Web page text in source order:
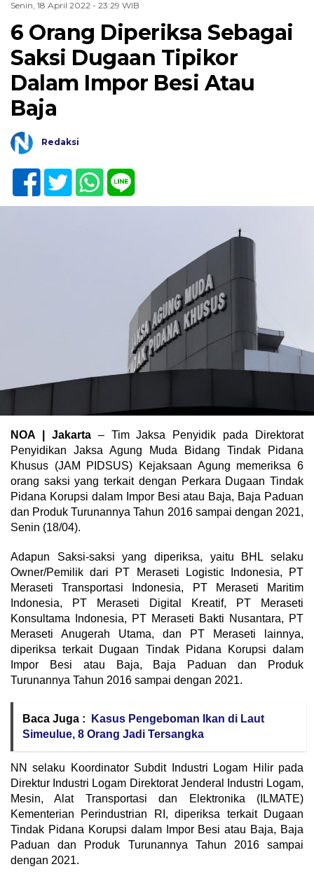
Senin, 18 April 2022 - 23:29 WIB
6 Orang Diperiksa Sebagai
Saksi Dugaan Tipikor
Dalam Impor Besi Atau
Baja
Redaksi
NOA | Jakarta– Tim Jaksa Penyidik pada Direktorat
Penyidikan Jaksa Agung Muda Bidang Tindak Pidana
Khusus (JAM PIDSUS) Kejaksaan Agung memeriksa 6
orang saksi yang terkait dengan Perkara Dugaan Tindak
Pidana Korupsi dalam Impor Besi atau Baja, Baja Paduan
dan Produk Turunannya Tahun 2016 sampai dengan 2021,
Senin (18/04).
Adapun Saksi-saksi yang diperiksa, yaitu BHL selaku
Owner/Pemilik dari PT Meraseti Logistic Indonesia, PT
Meraseti Transportasi Indonesia, PT Meraseti Maritim
Indonesia, PT Meraseti Digital Kreatif, PT Meraseti
Konsultama Indonesia, PT Meraseti Bakti Nusantara, PT
Meraseti Anugerah Utama, dan PT Meraseti lainnya,
diperiksa terkait Dugaan Tindak Pidana Korupsi dalam
Impor Besi atau Baja, Baja Paduan dan Produk
Turunannya Tahun 2016 sampai dengan 2021.
Baca Juga :
Kasus Pengeboman Ikan di Laut
Simeulue, 8 Orang Jadi Tersangka
NN selaku Koordinator Subdit Industri Logam Hilir pada
Direktur Industri Logam Direktorat Jenderal Industri Logam,
Mesin, Alat Transportasi dan Elektronika (ILMATE)
Kementerian Perindustrian RI, diperiksa terkait Dugaan
Tindak Pidana Korupsi dalam Impor Besi atau Baja, Baja
Paduan dan Produk Turunannya Tahun 2016 sampai
dengan 2021.